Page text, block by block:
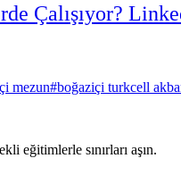
Çalışıyor?
mezun#boğaziçi turkcell
eğitimlerle sınırları aşın.